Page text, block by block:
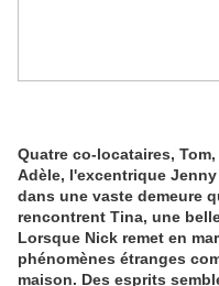
Quatre co-locataires,
Adèle, l'excentrique
dans une vaste demeure
rencontrent Tina, une
Lorsque Nick remet en
phénomènes étranges
maison. Des esprits